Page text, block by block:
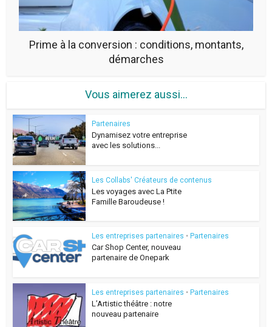
Prime à la conversion : conditions, montants,
démarches
Vous aimerez aussi...
Partenaires
Dynamisez votre entreprise
avec les solutions...
Les Collabs' Créateurs de contenus
Les voyages avec La Ptite
Famille Baroudeuse !
Les entreprises partenaires • Partenaires
Car Shop Center, nouveau
partenaire de Onepark
Les entreprises partenaires • Partenaires
L’Artistic théâtre : notre
nouveau partenaire